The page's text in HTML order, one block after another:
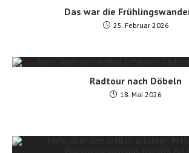
Das war die
25. Februar 2026
Radtour nach Döbeln
18. Mai 2026